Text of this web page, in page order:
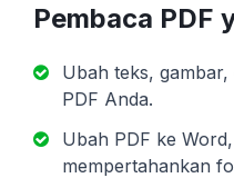
Pembaca PDF
Ubah teks,
PDF Anda.
Ubah PDF ke
mempertahankan